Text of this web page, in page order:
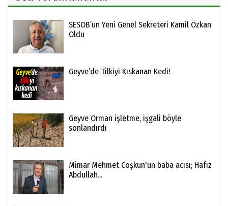
SESOB’un Yeni Genel Sekreteri Kamil Özkan
Oldu
Geyve’de Tilkiyi Kıskanan Kedi!
Geyve Orman işletme, işgali böyle
sonlandırdı
Mimar Mehmet Coşkun'un baba acısı; Hafız
Abdullah...